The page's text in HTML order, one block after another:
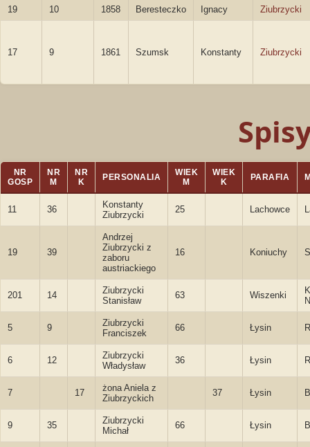
19 10 1858 Beresteczko Ignacy Ziubrzycki
17 9 1861 Szumsk Konstanty Ziubrzycki
NR
GOSP
NR
M
NR
K
PERSONALIA
WIEK
M
WIEK
K
PARAFIA
11 36
Konstanty
Ziubrzycki
25 Lachowce
19 39
Andrzej
Ziubrzycki z
zaboru
austriackiego
16 Koniuchy
201 14
Ziubrzycki
Stanisław
63 Wiszenki
5 9
Ziubrzycki
Franciszek
66 Łysin
6 12
Ziubrzycki
Władysław
36 Łysin
7 17
żona Aniela z
Ziubrzyckich
37 Łysin
9 35
Ziubrzycki
Michał
66 Łysin